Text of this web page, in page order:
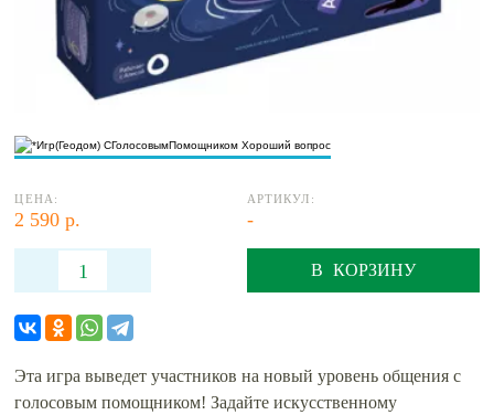
ЦЕНА:
2 590 р.
АРТИКУЛ:
-
В КОРЗИНУ
Эта игра выведет участников на новый уровень общения с
голосовым помощником! Задайте искусственному